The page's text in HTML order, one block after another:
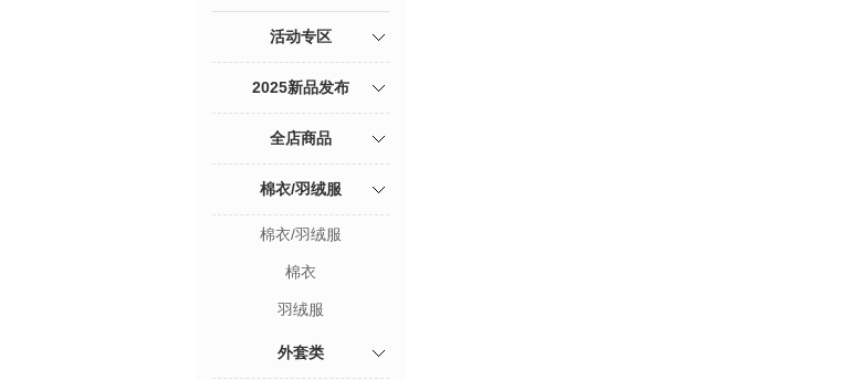
活动专区
2025新品发布
全店商品
棉衣/羽绒服
棉衣/羽绒服
棉衣
羽绒服
外套类